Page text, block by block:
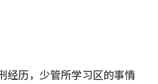
经历，少管所学习区的事情